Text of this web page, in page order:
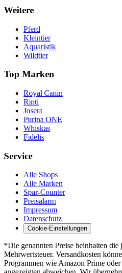
Weitere
Pferd
Kleintier
Aquaristik
Wildtier
Top Marken
Royal Canin
Rinti
Josera
Purina ONE
Whiskas
Fidelis
Service
Alle Shops
Alle Marken
Spar-Counter
Preisalarm
Impressum
Datenschutz
Cookie-Einstellungen
*Die genannten Preise beinhalten
Mehrwertsteuer. Versandkosten
Programmen wie Amazon Prime